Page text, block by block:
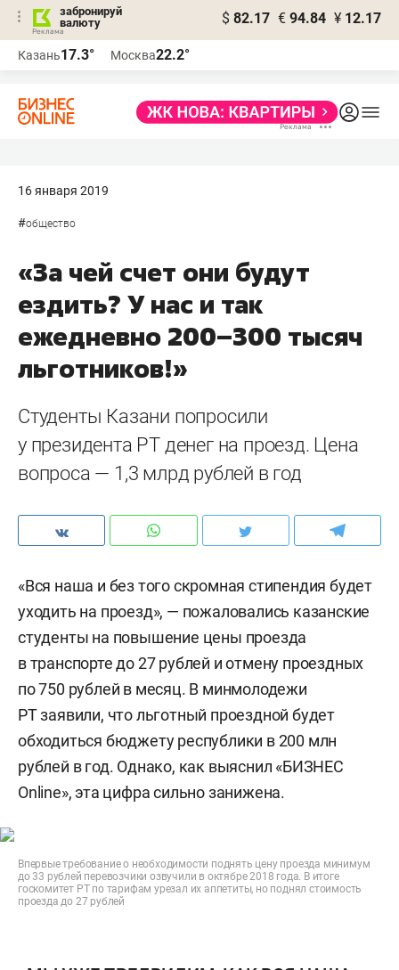
забронируй
валюту
$ 82.17 € 94.84 ¥ 12.17
Казань17.3° Москва22.2°
16 января 2019
#общество
«За чей счет они будут
ездить? У нас и так
ежедневно 200–300 тысяч
льготников!»
Студенты Казани попросили
у президента РТ денег на проезд. Цена
вопроса — 1,3 млрд рублей в год
«Вся наша и без того скромная стипендия будет
уходить на проезд», — пожаловались казанские
студенты на повышение цены проезда
в транспорте до 27 рублей и отмену проездных
по 750 рублей в месяц. В минмолодежи
РТ заявили, что льготный проездной будет
обходиться бюджету республики в 200 млн
рублей в год. Однако, как выяснил «БИЗНЕС
Online», эта цифра сильно занижена.
Впервые требование о необходимости поднять цену проезда минимум
до 33 рублей перевозчики озвучили в октябре 2018 года. В итоге
госкомитет РТ по тарифам урезал их аппетиты, но поднял стоимость
проезда до 27 рублей